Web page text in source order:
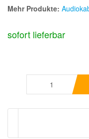
Mehr Produkte:
sofort lieferbar